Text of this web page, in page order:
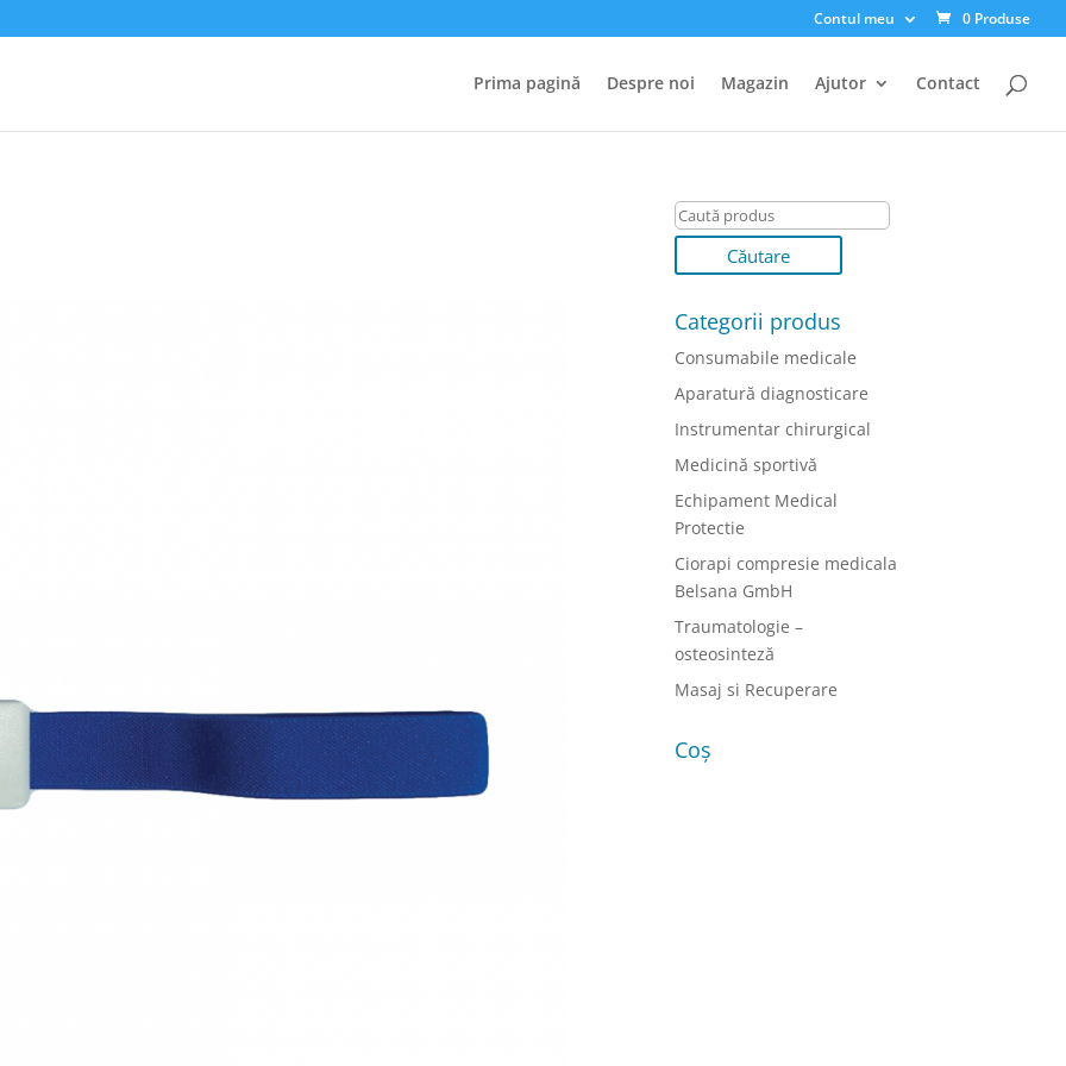
Contul meu 0 Produse
Prima pagină Despre noi Magazin Ajutor Contact
Categorii produs
Consumabile medicale
Aparatură diagnosticare
Instrumentar chirurgical
Medicină sportivă
Echipament Medical
Protectie
Ciorapi compresie medicala
Belsana GmbH
Traumatologie –
osteosinteză
Masaj si Recuperare
Coș